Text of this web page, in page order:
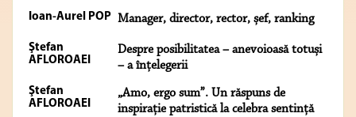
Ioan-Aurel POP Manager, director, rector, șef, ranking
Ştefan
AFLOROAEI
Despre posibilitatea – anevoioasă totuși
– a înțelegerii
Ştefan
AFLOROAEI
„Amo, ergo sum”. Un răspuns de
inspirație patristică la celebra sentință